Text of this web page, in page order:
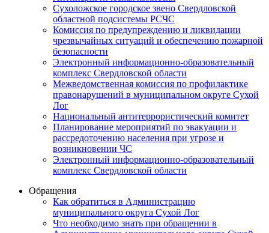
Сухоложское городское звено Свердловской
областной подсистемы РСЧС
Комиссия по предупреждению и ликвидации
чрезвычайных ситуаций и обеспечению пожарной
безопасности
Электронный информационно-образовательный
комплекс Cвердловской области
Межведомственная комиссия по профилактике
правонарушений в муниципальном округе Сухой
Лог
Национальный антитеррористический комитет
Планирование мероприятий по эвакуации и
рассредоточению населения при угрозе и
возникновении ЧС
Электронный информационно-образовательный
комплекс Свердловской области
Обращения
Как обратиться в Администрацию
муниципального округа Сухой Лог
Что необходимо знать при обращении в